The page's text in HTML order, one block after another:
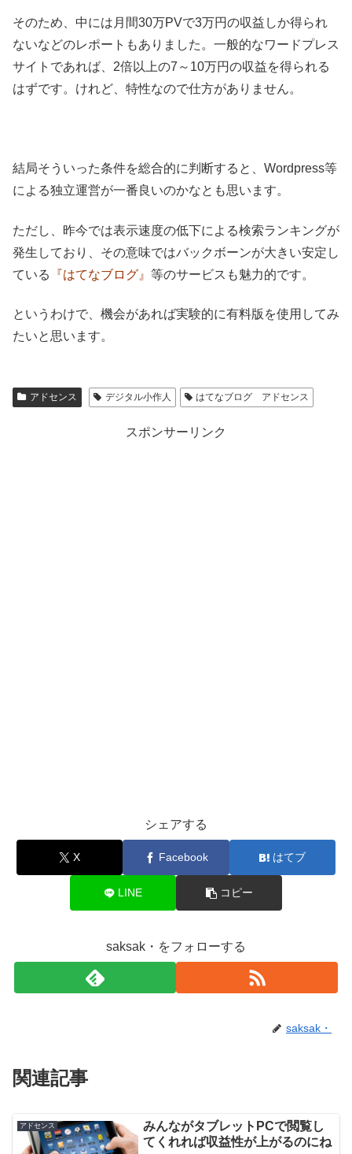
そのため、中には月間30万PVで3万円の収益しか得られ
ないなどのレポートもありました。一般的なワードプレス
サイトであれば、2倍以上の7～10万円の収益を得られる
はずです。けれど、特性なので仕方がありません。
結局そういった条件を総合的に判断すると、Wordpress等
による独立運営が一番良いのかなとも思います。
ただし、昨今では表示速度の低下による検索ランキングが
発生しており、その意味ではバックボーンが大きい安定し
ている
『はてなブログ』 等のサービスも魅力的です。
というわけで、機会があれば実験的に有料版を使用してみ
たいと思います。
アドセンス デジタル小作人 はてなブログ アドセンス
スポンサーリンク
シェアする
X Facebook はてブ
LINE コピー
saksak・をフォローする
saksak・
関連記事
アドセンス
みんながタブレットPCで閲覧し
てくれれば収益性が上がるのにね